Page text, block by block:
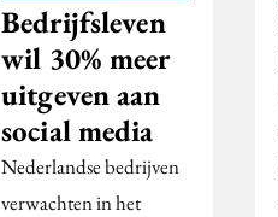
Bedrijfsleven
wil 30% meer
uitgeven aan
social media
Nederlandse bedrijven
verwachten in het